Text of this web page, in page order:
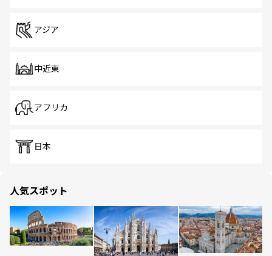
アジア
中近東
アフリカ
日本
人気スポット